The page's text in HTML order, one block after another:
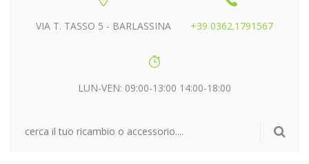
VIA T. TASSO 5 - BARLASSINA +39 0362.1791567
LUN-VEN: 09:00-13:00 14:00-18:00